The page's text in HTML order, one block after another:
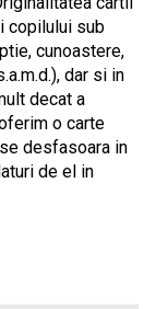
copilului sub
cunoastere,
dar si in
decat a
o carte
desfasoara in
de el in